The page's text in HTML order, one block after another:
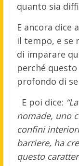
quanto sia
E ancora dice
il tempo, e se
di imparare
perché
profondo di
E poi dice:
nomade, uno
confini
barriere, ha
questo